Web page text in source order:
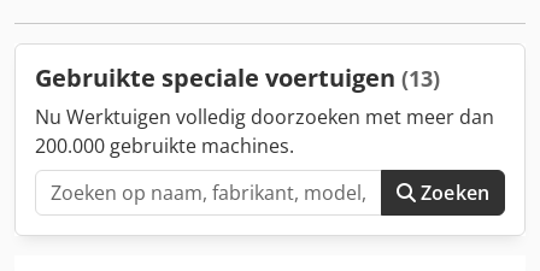
Gebruikte speciale voertuigen (13)
Nu Werktuigen volledig doorzoeken met meer dan
200.000 gebruikte machines.
Zoeken